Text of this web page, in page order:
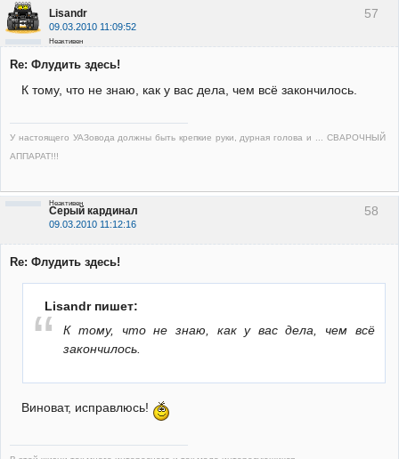
57
Lisandr
09.03.2010 11:09:52
Неактивен
Re: Флудить здесь!
К тому, что не знаю, как у вас дела, чем всё закончилось.
У настоящего УАЗовода должны быть крепкие руки, дурная голова и ... СВАРОЧНЫЙ
АППАРАТ!!!
58
Серый кардинал
09.03.2010 11:12:16
Неактивен
Re: Флудить здесь!
Lisandr пишет:
К тому, что не знаю, как у вас дела, чем всё
закончилось.
Виноват, исправлюсь!